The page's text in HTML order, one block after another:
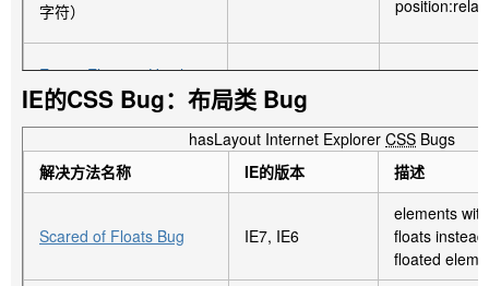
字符）
Empty Element Height
Bug
（空元素高度bug）
IE7, IE6
Form Control Double
（表单元素双margin
bug）
IE7, IE6
input和
元素的水平
IE的CSS Bug：布局类 Bug
hasLayout Internet Explorer CSS Bugs
解决方法名称
IE的版本 描述
Scared of Floats Bug IE7, IE6
elements
floats
floated